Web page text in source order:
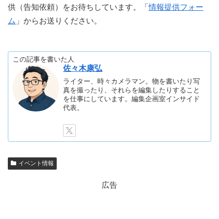
供（告知依頼）をお待ちしています。「情報提供フォー
ム 」からお送りください。
この記事を書いた人
佐々木康弘
ライター、時々カメラマン。物を書いたり写
真を撮ったり、それらを編集したりすること
を仕事にしています。編集企画室インサイド
代表。
イベント情報
広告